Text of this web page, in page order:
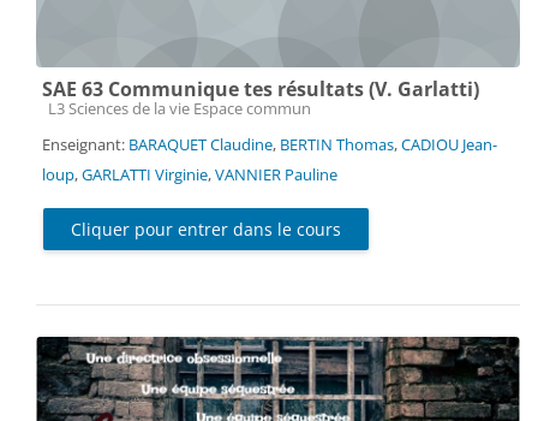
SAE 63 Communique tes résultats (V. Garlatti)
Catégorie de cours
L3 Sciences de la vie Espace commun
Enseignant: BARAQUET Claudine, BERTIN Thomas,CADIOU Jean-
loup,GARLATTI Virginie,VANNIER Pauline
Cliquer pour entrer dans le cours